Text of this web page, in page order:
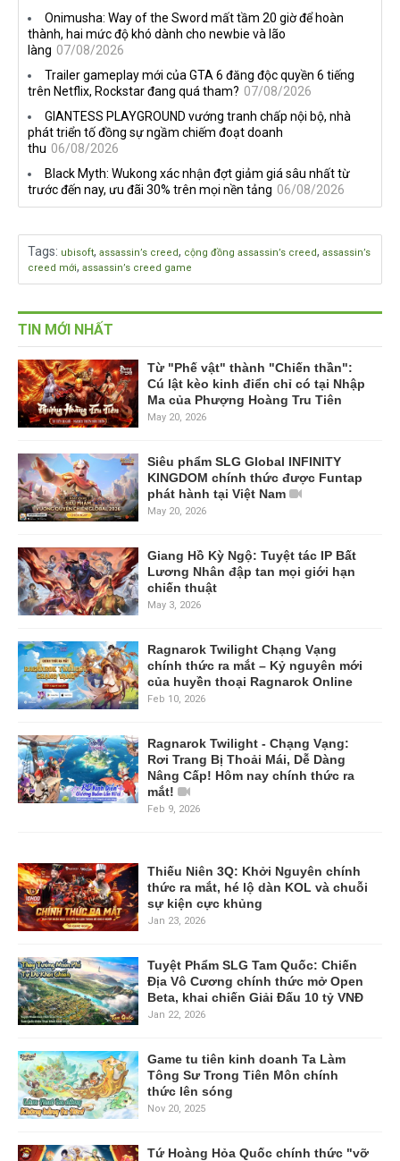
Onimusha: Way of the Sword mất tầm 20 giờ để hoàn
thành, hai mức độ khó dành cho newbie và lão
làng 07/08/2026
Trailer gameplay mới của GTA 6 đăng độc quyền 6 tiếng
trên Netflix, Rockstar đang quá tham? 07/08/2026
GIANTESS PLAYGROUND vướng tranh chấp nội bộ, nhà
phát triển tố đồng sự ngầm chiếm đoạt doanh
thu 06/08/2026
Black Myth: Wukong xác nhận đợt giảm giá sâu nhất từ
trước đến nay, ưu đãi 30% trên mọi nền tảng 06/08/2026
Tags: ubisoft, assassin’s creed, cộng đồng assassin’s creed, assassin’s
creed mới, assassin’s creed game
TIN MỚI NHẤT
Từ "Phế vật" thành "Chiến thần":
Cú lật kèo kinh điển chỉ có tại Nhập
Ma của Phượng Hoàng Tru Tiên
May 20, 2026
Siêu phẩm SLG Global INFINITY
KINGDOM chính thức được Funtap
phát hành tại Việt Nam
May 20, 2026
Giang Hồ Kỳ Ngộ: Tuyệt tác IP Bất
Lương Nhân đập tan mọi giới hạn
chiến thuật
May 3, 2026
Ragnarok Twilight Chạng Vạng
chính thức ra mắt – Kỷ nguyên mới
của huyền thoại Ragnarok Online
Feb 10, 2026
Ragnarok Twilight - Chạng Vạng:
Rơi Trang Bị Thoải Mái, Dễ Dàng
Nâng Cấp! Hôm nay chính thức ra
mắt!
Feb 9, 2026
Thiếu Niên 3Q: Khởi Nguyên chính
thức ra mắt, hé lộ dàn KOL và chuỗi
sự kiện cực khủng
Jan 23, 2026
Tuyệt Phẩm SLG Tam Quốc: Chiến
Địa Vô Cương chính thức mở Open
Beta, khai chiến Giải Đấu 10 tỷ VNĐ
Jan 22, 2026
Game tu tiên kinh doanh Ta Làm
Tông Sư Trong Tiên Môn chính
thức lên sóng
Nov 20, 2025
Tứ Hoàng Hỏa Quốc chính thức "vỡ